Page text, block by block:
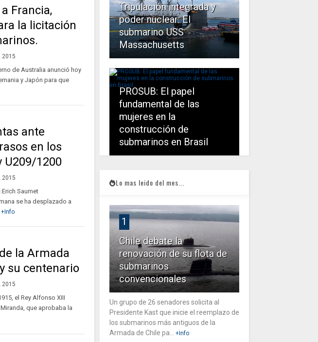
Francia,
la licitación
2015
de Australia anunció hoy
y Japón para que
ante
en los
U209/1200
2015
Saumet
se ha desplazado a
+Info
la Armada
su centenario
2015
el Rey Alfonso XIII
que aprobaba la
Tripulación integrada y
poder nuclear: El
submarino USS
Massachusetts
PROSUB: El papel
fundamental de las
mujeres en la
construcción de
submarinos en Brasil
Lo mas leido del mes...
1
Chile debate la
renovación de su flota de
submarinos
convencionales
Un grupo de 26 senadores solicita al
Presidente Kast que inicie el reemplazo de
los submarinos más antiguos de la
Armada de Chile pa...
+Info